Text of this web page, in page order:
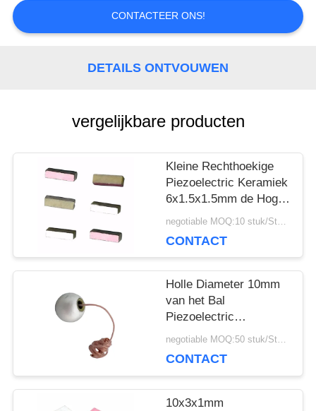
SITEMAP CONTACTEER ONS!
DETAILS ONTVOUWEN
vergelijkbare producten
Kleine Rechthoekige
Piezoelectric Keramiek
6x1.5x1.5mm de Hoge
Prestaties van 246KHznegotiable MOQ:10 stuk/Stukken
CONTACT
Holle Diameter 10mm
van het Bal
Piezoelectric
Ceramische Element negotiable MOQ:50 stuk/Stukken
CONTACT
10x3x1mm